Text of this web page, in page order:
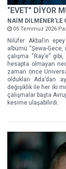
“EVET” DİYOR
NAİM DİLMENER'LE
05 Temmuz 2026
Nilüfer Akbal’ın
albümü “Şewa-Gece,
çalışma “Ray’e”
hesapta olmayan
zaman önce
oldukları Ada’dan
değişiklik ile her iki
çalışmalar başta
kesime ulaşabilirdi.